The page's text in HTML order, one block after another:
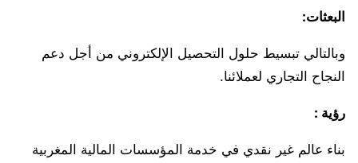
البعثات:
وبالتالي تبسيط حلول التحصيل الإلكتروني من أجل دعم
النجاح التجاري لعملائنا.
رؤية :
بناء عالم غير نقدي في خدمة المؤسسات المالية المغربية